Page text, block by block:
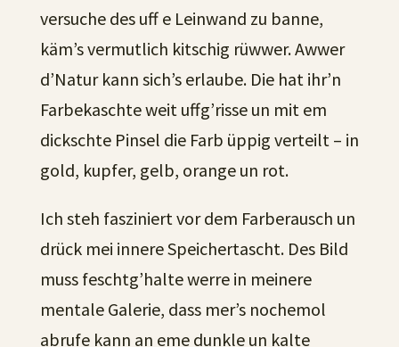
versuche des uff e Leinwand zu banne,
käm’s vermutlich kitschig rüwwer. Awwer
d’Natur kann sich’s erlaube. Die hat ihr’n
Farbekaschte weit uffg’risse un mit em
dickschte Pinsel die Farb üppig verteilt – in
gold, kupfer, gelb, orange un rot.
Ich steh fasziniert vor dem Farberausch un
drück mei innere Speichertascht. Des Bild
muss feschtg’halte werre in meinere
mentale Galerie, dass mer’s nochemol
abrufe kann an eme dunkle un kalte